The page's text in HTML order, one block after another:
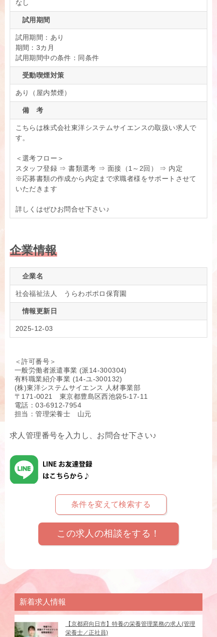
なし
試用期間
試用期間：あり
期間：3カ月
試用期間中の条件：同条件
受動喫煙対策
あり（屋内禁煙）
備 考
こちらは株式会社東洋システムサイエンスの取扱い求人で
す。
＜選考フロー＞
スタッフ登録 ⇒ 書類選考 ⇒ 面接（1～2回） ⇒ 内定
※応募書類の作成から内定まで求職者様をサポートさせて
いただきます
詳しくはぜひお問合せ下さい♪
企業情報
企業名
社会福祉法人 うらわポポロ保育園
情報更新日
2025-12-03
＜許可番号＞
一般労働者派遣事業 (派14-300304)
有料職業紹介事業 (14-ユ-300132)
(株)東洋システムサイエンス 人材事業部
〒171-0021 東京都豊島区西池袋5-17-11
電話：03-6912-7954
担当：管理栄養士 山元
求人管理番号を入力し、お問合せ下さい♪
条件を変えて検索する
この求人の相談をする！
新着求人情報
【京都府向日市】特養の栄養管理業務の求人(管理
栄養士／正社員)